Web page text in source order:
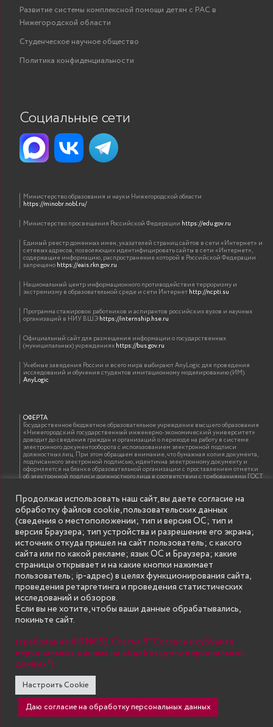
Профиль
(направленность)
предприятиями,
Методика
диссертационного
исследования
Развитие системы комплексной помощи детям с РАС в
Нижегородской области
Студенческое научное общество
Политика конфиденциальности
Социальные сети
Министерство образования и науки Нижегородской области
https://minobr.nobl.ru/
Министерство просвещения Российской Федерации https://edu.gov.ru
Единый реестр доменных имен, указателей страниц сайтов в сети «Интернет» и
сетевых адресов, позволяющих идентифицировать сайты в сети «Интернет»,
содержащие информацию, распространение которой в Российской Федерации
запрещеноhttps://eais.rkn.gov.ru
Национальный центр информационного противодействия терроризму и
экстремизму в образовательной среде и сети Интернетhttp://ncpti.su
Программа стажировок работников и аспирантов российских вузов и научных
организаций в НИУ ВШЭhttps://internship.hse.ru
Официальный сайт для размещения информации о государственных
(муниципальных) учрежденияхhttps://bus.gov.ru
Учебные заведения России и всего мира выбирают AnyLogic для проведения
исследований и обучения студентов имитационному моделированию (ИМ).
AnyLogic
ОФЕРТА
Государственное бюджетное образовательное учреждение высшего образования
«Нижегородский государственный инженерно-экономический университет»
доводит до сведения граждан и организаций о переходе на работу в системе
электронного документооборота с использованием электронной подписи
должностных лиц. При этом обращаем внимание, что бумажная копия документа,
подписанного электронной подписью, идентична электронному документу и
оформляется на бланке образовательной организации с проставлением отметки
об электронной подписи должностного лица в соответствии с требованиями ГОСТ
ИНФОРМАЦИЯ ДЛЯ ПРАВООБЛАДАТЕЛЕЙ
Все права на аудио и видео материалы, представленные на нашем сайте
принадлежат их законным владельцам и предназначены только для ознакомления.
Наличие материалов на сайте никаким образом не претендует на обозначение
нашего авторского права на данные материалы. Авторы не несут ответственности
за возможные последствия использования их в целях, запрещенных Уголовным
Кодексом Российской Федерации. Если вы соглашаетесь с указанными
условиями, то можете приступить к просмотру материалов. Иначе вы должны
немедленно покинуть сайт. Все материалы, размещенные на сайте, взяты с
открытых (общедоступных) источников. Если Вы являетесь правообладателем
какого-либо материала, размещённого на этом сайте, и не хотели бы чтобы данная
информация распространялась без Вашего на то согласия, то мы будем рады
оказать Вам содействие, удалив соответствующие страницы. Для этого достаточно,
чтобы вы прислали нам письмо (в электронном виде) с E-mail официального
страницы сайта, которые необходимо удалить.
SECONDARY
MENU
© Государственное бюджетное образовательное учреждение
высшего образования "Нижегородский государственный инженерно-
экономический университет" (Княгининский университет) 2002 - 2026
Продолжая использовать наш сайт, вы даете согласие на
обработку файлов cookie, пользовательских данных
(сведения о местоположении; тип и версия ОС; тип и
версия Браузера; тип устройства и разрешение его экрана;
источник откуда пришел на сайт пользователь; с какого
сайта или по какой рекламе; язык ОС и Браузера; какие
страницы открывает и на какие кнопки нажимает
пользователь; ip-адрес) в целях функционирования сайта,
проведения ретаргетинга и проведения статистических
исследований и обзоров.
Если вы не хотите, чтобы ваши данные обрабатывались,
покиньте сайт.
(требование ФЗ №152. Статья 9 "Согласие субъекта
персональных данных на обработку его персональных
данных")
Настроить Cookie
Даю согласие на обработку персональных данных